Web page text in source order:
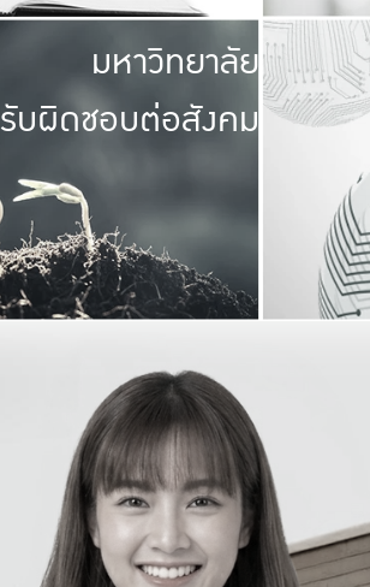
มหาวิทยาลัย
รับผิดชอบต่อสังคม